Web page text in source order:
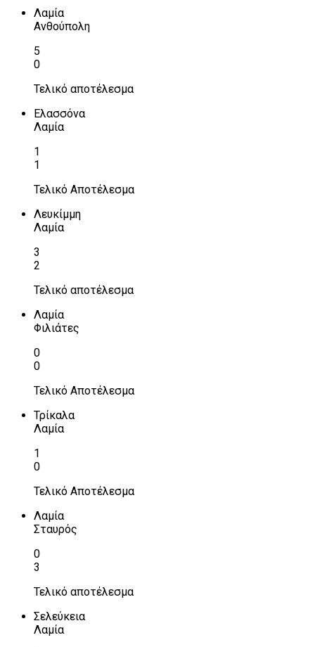
Λαμία
Ανθούπολη
5
0
Τελικό αποτέλεσμα
Ελασσόνα
Λαμία
1
1
Τελικό Αποτέλεσμα
Λευκίμμη
Λαμία
3
2
Τελικό αποτέλεσμα
Λαμία
Φιλιάτες
0
0
Τελικό Αποτέλεσμα
Τρίκαλα
Λαμία
1
0
Τελικό Αποτέλεσμα
Λαμία
Σταυρός
0
3
Τελικό αποτέλεσμα
Σελεύκεια
Λαμία